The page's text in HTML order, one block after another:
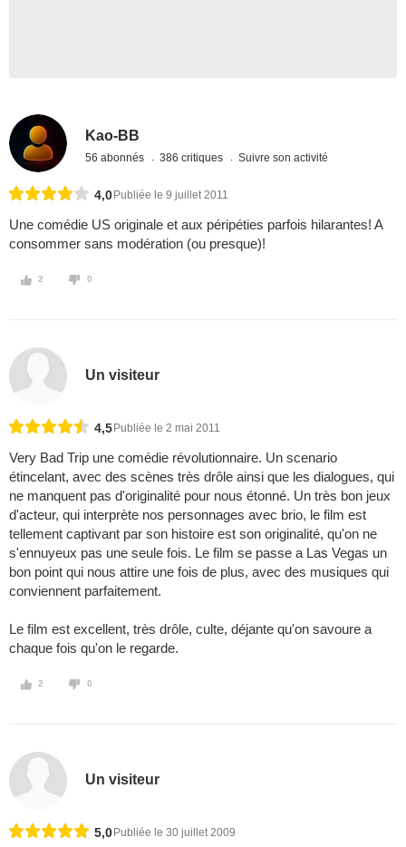
Kao-BB
56 abonnés 386 critiques Suivre son activité
4,0 Publiée le 9 juillet 2011
Une comédie US originale et aux péripéties parfois hilarantes! A
consommer sans modération (ou presque)!
2 0
Un visiteur
4,5 Publiée le 2 mai 2011
Very Bad Trip une comédie révolutionnaire. Un scenario
étincelant, avec des scènes très drôle ainsi que les dialogues, qui
ne manquent pas d'originalité pour nous étonné. Un très bon jeux
d'acteur, qui interprète nos personnages avec brio, le film est
tellement captivant par son histoire est son originalité, qu'on ne
s'ennuyeux pas une seule fois. Le film se passe a Las Vegas un
bon point qui nous attire une fois de plus, avec des musiques qui
conviennent parfaitement.
Le film est excellent, très drôle, culte, déjante qu'on savoure a
chaque fois qu'on le regarde.
2 0
Un visiteur
5,0 Publiée le 30 juillet 2009